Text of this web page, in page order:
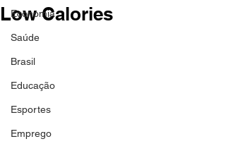
Economia
Saúde
Brasil
Educação
Esportes
Emprego
Low Calories